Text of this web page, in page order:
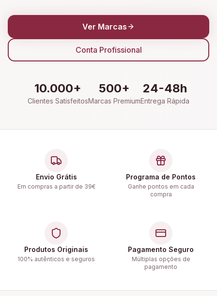
Ver Marcas
Conta Profissional
10.000+
Clientes Satisfeitos
500+
Marcas Premium
24-48h
Entrega Rápida
Envio Grátis
Em compras a partir de 39€
Programa de Pontos
Ganhe pontos em cada
compra
Produtos Originais
100% autênticos e seguros
Pagamento Seguro
Múltiplas opções de
pagamento